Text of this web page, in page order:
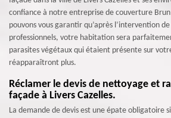
confiance à notre entreprise de couverture
pouvons vous garantir qu’après l’intervention
professionnels, votre habitation sera
parasites végétaux qui étaient présente sur
réapparaîtront plus.
Réclamer le devis de nettoyage et
façade à Livers Cazelles.
La demande de devis est une épate obligatoire